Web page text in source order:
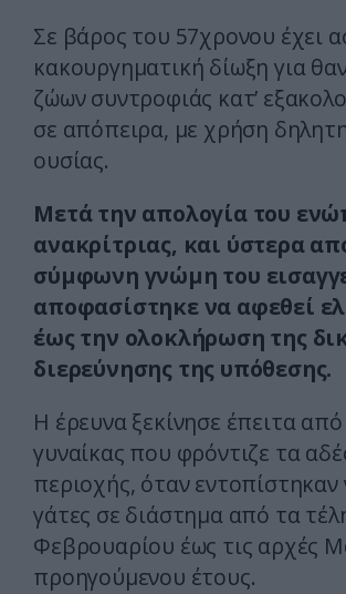
Σε βάρος του 57χρονου έχει
κακουργηματική δίωξη για
ζώων συντροφιάς κατ’
σε απόπειρα, με χρήση
ουσίας.
Μετά την απολογία του
ανακρίτριας, και ύστερα
σύμφωνη γνώμη του
αποφασίστηκε να αφεθεί
έως την ολοκλήρωση της
διερεύνησης της υπόθεσης.
Η έρευνα ξεκίνησε έπειτα
γυναίκας που φρόντιζε τα
περιοχής, όταν εντοπίστηκαν
γάτες σε διάστημα από τα
Φεβρουαρίου έως τις αρχές
προηγούμενου έτους.